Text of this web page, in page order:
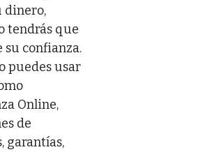
dinero,
tendrás que
su confianza.
puedes usar
Online,
de
garantías,